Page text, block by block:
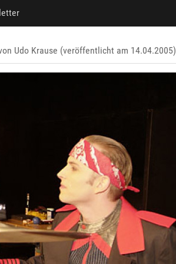
Udo Krause (veröffentlicht am 14.04.2005)